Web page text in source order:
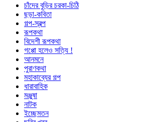
চাঁদের বুড়ির চরকা-চিঠি
ছড়া-কবিতা
গল্প-স্বল্প
রূপকথা
বিদেশী রূপকথা
গপ্পো হলেও সত্যি !
আনমনে
পুরাণকথা
মহাকাব্যের গল্প
ধারাবাহিক
মঞ্জুষা
নাটক
ইচ্ছেমতন